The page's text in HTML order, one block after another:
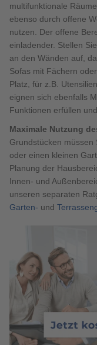
multifunktionale
ebenso durch offene
nutzen. Der offene
einladender. Stellen
an den Wänden auf,
Sofas mit Fächern
Platz, für z.B.
eignen sich ebenfalls
Funktionen erfüllen
Maximale Nutzung
Grundstücken müssen
oder einen kleinen
Planung der
Innen- und
unseren separaten
Garten- und